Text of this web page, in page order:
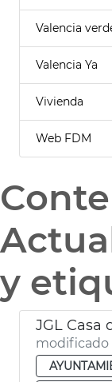
Valencia
Valencia Ya
Vivienda
Web FDM
y
JGL Casa
modificado